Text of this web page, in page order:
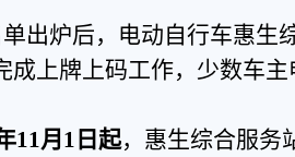
出炉后， 电动自行车惠生
成上牌上码工作，少数车主
11月1日起， 惠生综合服务